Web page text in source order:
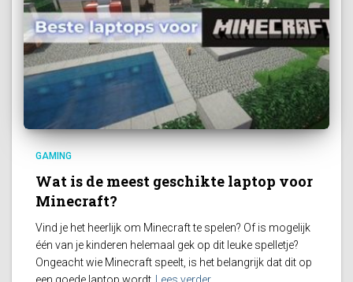
GAMING
Wat is de meest geschikte laptop voor
Minecraft?
Vind je het heerlijk om Minecraft te spelen? Of is mogelijk
één van je kinderen helemaal gek op dit leuke spelletje?
Ongeacht wie Minecraft speelt, is het belangrijk dat dit op